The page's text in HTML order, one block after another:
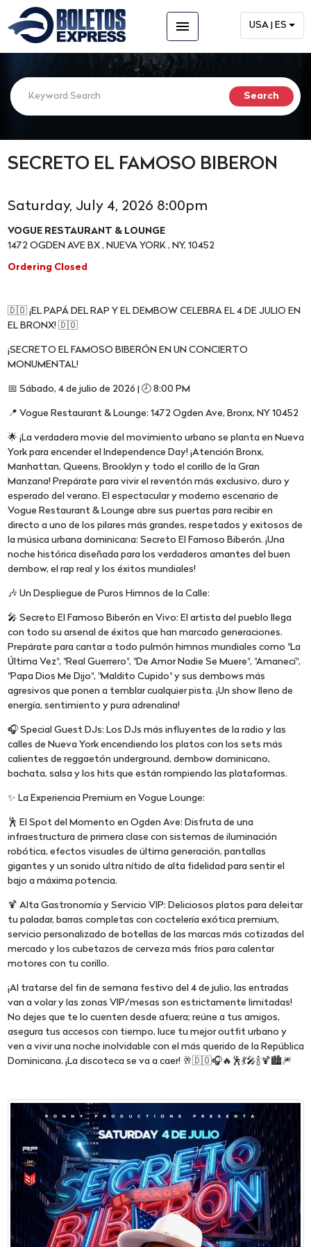
menu USA | ES
SECRETO EL FAMOSO BIBERON
Saturday, July 4, 2026 8:00pm
VOGUE RESTAURANT & LOUNGE
1472 OGDEN AVE BX , NUEVA YORK , NY, 10452
Ordering Closed
🇩🇴 ¡EL PAPÁ DEL RAP Y EL DEMBOW CELEBRA EL 4 DE JULIO EN
EL BRONX! 🇩🇴
¡SECRETO EL FAMOSO BIBERÓN EN UN CONCIERTO
MONUMENTAL!
📅 Sábado, 4 de julio de 2026 | 🕗 8:00 PM
📍 Vogue Restaurant & Lounge: 1472 Ogden Ave, Bronx, NY 10452
🌟 ¡La verdadera movie del movimiento urbano se planta en Nueva
York para encender el Independence Day! ¡Atención Bronx,
Manhattan, Queens, Brooklyn y todo el corillo de la Gran
Manzana! Prepárate para vivir el reventón más exclusivo, duro y
esperado del verano. El espectacular y moderno escenario de
Vogue Restaurant & Lounge abre sus puertas para recibir en
directo a uno de los pilares más grandes, respetados y exitosos de
la música urbana dominicana: Secreto El Famoso Biberón. ¡Una
noche histórica diseñada para los verdaderos amantes del buen
dembow, el rap real y los éxitos mundiales!
🎶 Un Despliegue de Puros Himnos de la Calle:
🎤 Secreto El Famoso Biberón en Vivo: El artista del pueblo llega
con todo su arsenal de éxitos que han marcado generaciones.
Prepárate para cantar a todo pulmón himnos mundiales como "La
Última Vez", "Real Guerrero", "De Amor Nadie Se Muere", "Amanecí",
"Papa Dios Me Dijo", "Maldito Cupido" y sus dembows más
agresivos que ponen a temblar cualquier pista. ¡Un show lleno de
energía, sentimiento y pura adrenalina!
🎧 Special Guest DJs: Los DJs más influyentes de la radio y las
calles de Nueva York encendiendo los platos con los sets más
calientes de reggaetón underground, dembow dominicano,
bachata, salsa y los hits que están rompiendo las plataformas.
✨ La Experiencia Premium en Vogue Lounge:
🕺 El Spot del Momento en Ogden Ave: Disfruta de una
infraestructura de primera clase con sistemas de iluminación
robótica, efectos visuales de última generación, pantallas
gigantes y un sonido ultra nítido de alta fidelidad para sentir el
bajo a máxima potencia.
🍹 Alta Gastronomía y Servicio VIP: Deliciosos platos para deleitar
tu paladar, barras completas con coctelería exótica premium,
servicio personalizado de botellas de las marcas más cotizadas del
mercado y los cubetazos de cerveza más fríos para calentar
motores con tu corillo.
¡Al tratarse del fin de semana festivo del 4 de julio, las entradas
van a volar y las zonas VIP/mesas son estrictamente limitadas!
No dejes que te lo cuenten desde afuera; reúne a tus amigos,
asegura tus accesos con tiempo, luce tu mejor outfit urbano y
ven a vivir una noche inolvidable con el más querido de la República
Dominicana. ¡La discoteca se va a caer! 🥂🇩🇴🎧🔥🕺💃🎤🍾🍹🏙️🎆